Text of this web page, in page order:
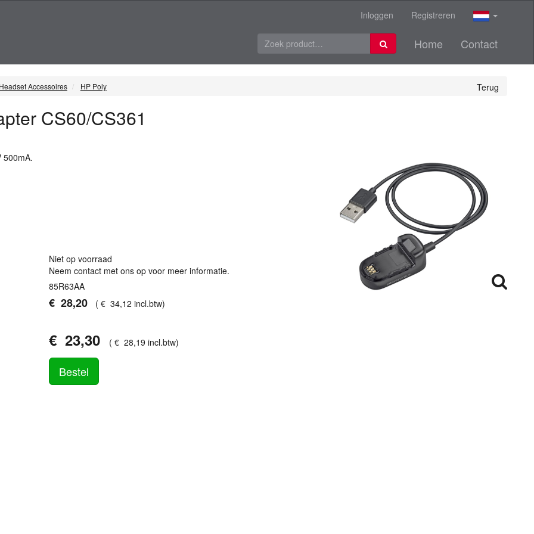
Inloggen Registreren
Home Contact
Terug
Accessoires HP Poly
CS60/CS361
500mA.
Niet op voorraad
Neem contact met ons op voor meer informatie.
85R63AA
€ 28,20 (€ 34,12 incl.btw)
€ 23,30 (€ 28,19 incl.btw)
Bestel